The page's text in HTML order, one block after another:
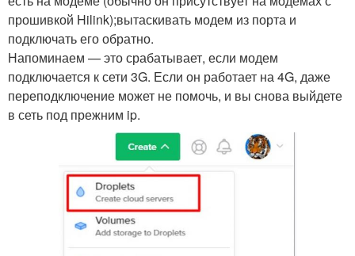
прошивкой Hilink);вытаскивать модем из порта и
подключать его обратно.
Напоминаем — это срабатывает, если модем
подключается к сети 3G. Если он работает на 4G, даже
переподключение может не помочь, и вы снова выйдете
в сеть под прежним ip.